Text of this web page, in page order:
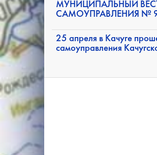
МУНИЦИПАЛЬНЫЙ
САМОУПРАВЛЕНИЯ № 9
25 апреля в Качуге
самоуправления